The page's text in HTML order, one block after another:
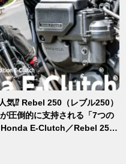
気⁉︎ Rebel 250（レブル250）
圧倒的に支持される「7つの
Honda E-Clutch／Rebel 250